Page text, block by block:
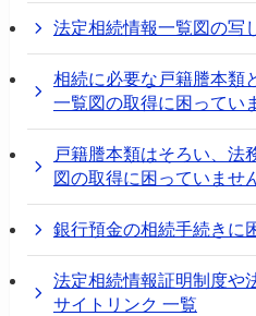
法定相続情報一覧図の写
相続に必要な戸籍謄本類
一覧図の取得に困ってい
戸籍謄本類はそろい、法
図の取得に困っていませ
銀行預金の相続手続きに
法定相続情報証明制度や
サイトリンク 一覧